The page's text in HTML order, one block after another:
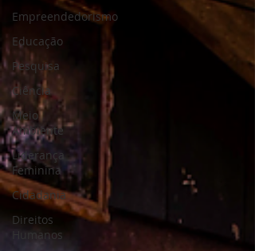
Empreendedorismo
Educação
Pesquisa
Ciência
Meio
Ambiente
Liderança
Feminina
Cidadania
Direitos
Humanos